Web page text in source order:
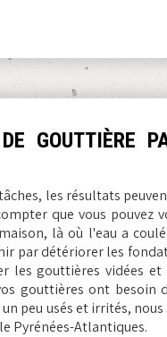
GOUTTIÈRE
les résultats
que vous pouvez
là où l'eau a
par détériorer les
les gouttières vidées et
gouttières ont besoin
peu usés et irrités,
Pyrénées-Atlantiques.